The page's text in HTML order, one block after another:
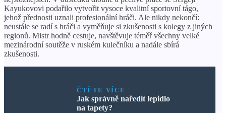
Kayukovovi podařilo vytvořit vysoce kvalitní sportovní tágo,
jehož přednosti uznali profesionální hráči. Ale nikdy nekončí:
neustále se radí s hráči a vyměňuje si zkušenosti s kolegy z jiných
regionů. Mistr hodně cestuje, navštěvuje téměř všechny velké
mezinárodní soutěže v ruském kulečníku a nadále sbírá
zkušenosti.
ČTĚTE VÍCE
Jak správně naředit lepidlo
na tapety?